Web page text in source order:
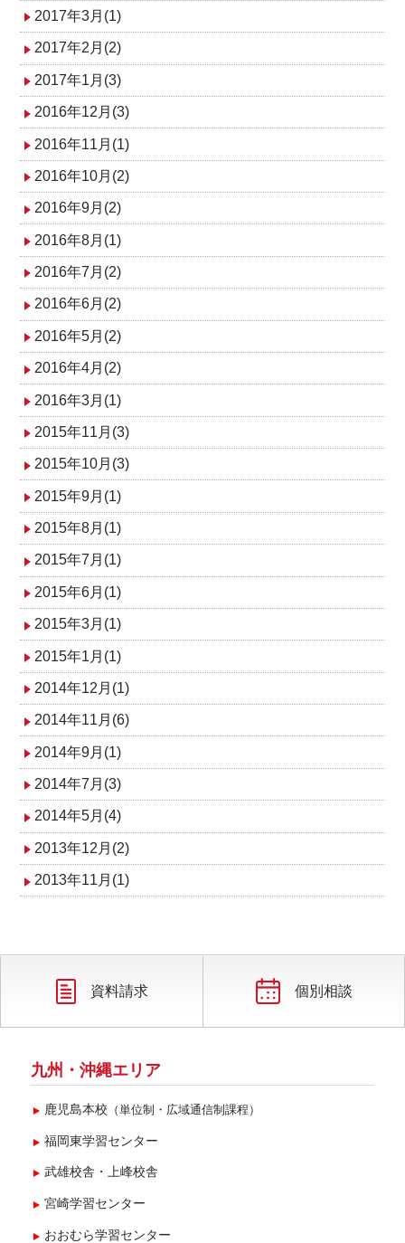
2017年3月(1)
2017年2月(2)
2017年1月(3)
2016年12月(3)
2016年11月(1)
2016年10月(2)
2016年9月(2)
2016年8月(1)
2016年7月(2)
2016年6月(2)
2016年5月(2)
2016年4月(2)
2016年3月(1)
2015年11月(3)
2015年10月(3)
2015年9月(1)
2015年8月(1)
2015年7月(1)
2015年6月(1)
2015年3月(1)
2015年1月(1)
2014年12月(1)
2014年11月(6)
2014年9月(1)
2014年7月(3)
2014年5月(4)
2013年12月(2)
2013年11月(1)
資料請求 個別相談
九州・沖縄エリア
鹿児島本校 （単位制・広域通信制課程）
福岡東学習センター
武雄校舎・上峰校舎
宮崎学習センター
おおむら学習センター